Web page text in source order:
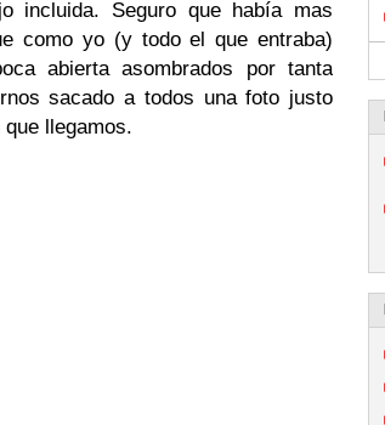
incluida. Seguro que había mas
como yo (y todo el que entraba)
abierta asombrados por tanta
sacado a todos una foto justo
llegamos.